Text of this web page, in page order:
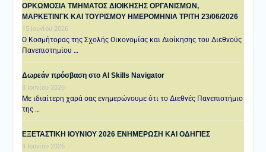
ΟΡΚΩΜΟΣΙΑ ΤΜΗΜΑΤΟΣ ΔΙΟΙΚΗΣΗΣ ΟΡΓΑΝΙΣΜΩΝ,
ΜΑΡΚΕΤΙΝΓΚ ΚΑΙ ΤΟΥΡΙΣΜΟΥ ΗΜΕΡΟΜΗΝΙΑ TΡΙΤΗ 23/06/2026
15 Ιουνίου 2026
Ο Κοσμήτορας της Σχολής Οικονομίας και Διοίκησης του Διεθνούς
Πανεπιστημίου …
Δωρεάν πρόσβαση στο AI Skills Navigator
8 Ιουνίου 2026
Με ιδιαίτερη χαρά σας ενημερώνουμε ότι το Διεθνές Πανεπιστήμιο
της …
ΕΞΕΤΑΣΤΙΚΗ IOYNIOY 2026 ΕΝΗΜΕΡΩΣΗ ΚΑΙ ΟΔΗΓΙΕΣ
3 Ιουνίου 2026